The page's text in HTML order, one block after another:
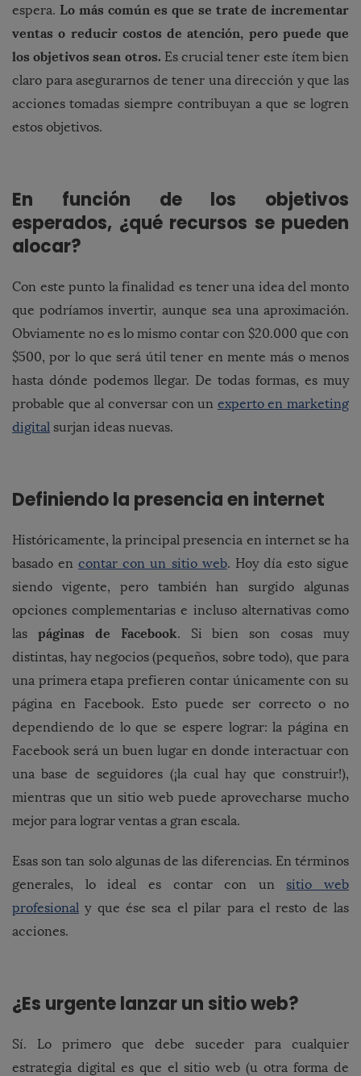
espera. Lo más común es que se trate de incrementar
ventas o reducir costos de atención, pero puede que
los objetivos sean otros. Es crucial tener este ítem bien
claro para asegurarnos de tener una dirección y que las
acciones tomadas siempre contribuyan a que se logren
estos objetivos.
En función de los objetivos
esperados, ¿qué recursos se pueden
alocar?
Con este punto la finalidad es tener una idea del monto
que podríamos invertir, aunque sea una aproximación.
Obviamente no es lo mismo contar con $20.000 que con
$500, por lo que será útil tener en mente más o menos
hasta dónde podemos llegar. De todas formas, es muy
probable que al conversar con un experto en marketing
digital surjan ideas nuevas.
Definiendo la presencia en internet
Históricamente, la principal presencia en internet se ha
basado encontar con un sitio web. Hoy día esto sigue
siendo vigente, pero también han surgido algunas
opciones complementarias e incluso alternativas como
las páginas de Facebook. Si bien son cosas muy
distintas, hay negocios (pequeños, sobre todo), que para
una primera etapa prefieren contar únicamente con su
página en Facebook. Esto puede ser correcto o no
dependiendo de lo que se espere lograr: la página en
Facebook será un buen lugar en donde interactuar con
una base de seguidores (¡la cual hay que construir!),
mientras que un sitio web puede aprovecharse mucho
mejor para lograr ventas a gran escala.
Esas son tan solo algunas de las diferencias. En términos
generales, lo ideal es contar con un sitio web
profesional y que ése sea el pilar para el resto de las
acciones.
¿Es urgente lanzar un sitio web?
Sí. Lo primero que debe suceder para cualquier
estrategia digital es que el sitio web (u otra forma de